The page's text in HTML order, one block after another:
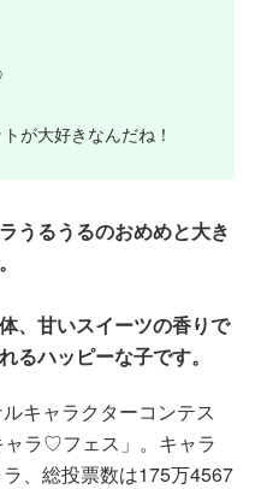
が大好きなんだね！
うるうるのおめめと大き
、甘いスイーツの香りで
るハッピーな子です。
キャラクターコンテス
ラ♡フェス」。キャラ
、総投票数は175万4567